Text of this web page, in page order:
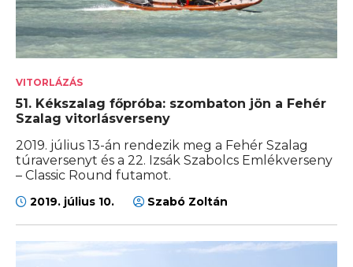
VITORLÁZÁS
51. Kékszalag főpróba: szombaton jön a Fehér
Szalag vitorlásverseny
2019. július 13-án rendezik meg a Fehér Szalag
túraversenyt és a 22. Izsák Szabolcs Emlékverseny
– Classic Round futamot.
2019. július 10. Szabó Zoltán